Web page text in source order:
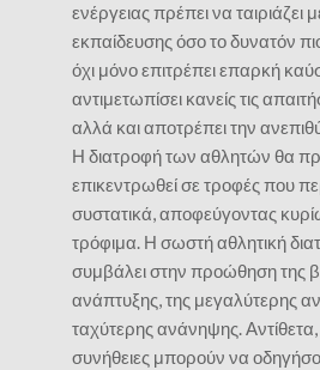
ενέργειας πρέπει να ταιριάζει
εκπαίδευσης όσο το δυνατόν
όχι μόνο επιτρέπει επαρκή
αντιμετωπίσει κανείς τις
αλλά και αποτρέπει την
Η διατροφή των αθλητών θα
επικεντρωθεί σε τροφές που
συστατικά, αποφεύγοντας
τρόφιμα. Η σωστή αθλητική
συμβάλει στην προώθηση της
ανάπτυξης, της μεγαλύτερης
ταχύτερης ανάνηψης. Αντίθετα,
συνήθειες μπορούν να